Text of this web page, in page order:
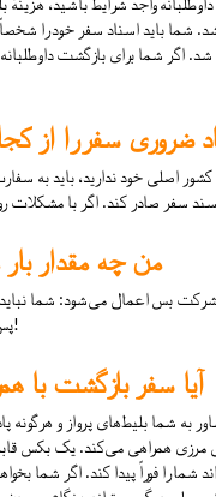
واجد شرایط باشید، هزینهٔ
شما باید اسناد سفر خود را
اگر شما برای بازگشت داوطلبانه
ضروری سفر را از
اصلی خود ندارید، باید به
من چه مقدار بار
شرکت بس اعمال می‌شود: شما نباید
پس مراقب باشید که بار زیادی با خود نیاورید!
آیا سفر بازگشت با
به شما بلیط‌های پرواز و هرگونه
مرزی همراهی می‌کند. یک بکس
شما را فوراً پیدا کند. اگر شما